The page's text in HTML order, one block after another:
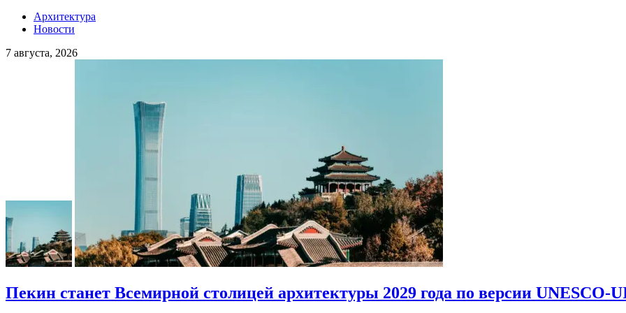
Архитектура
Новости
7 августа, 2026
Пекин станет Всемирной столицей архитектуры 2029 года по версии UNESCO-